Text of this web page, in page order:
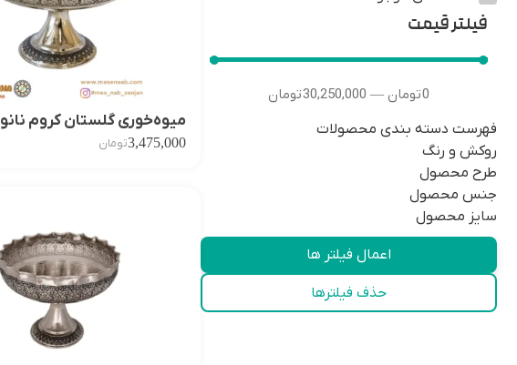
فیلتر قیمت
0تومان —
30,250,000تومان
فهرست دسته بندی محصولات
روکش و رنگ
طرح محصول
جنس محصول
سایز محصول
اعمال فیلتر ها
حذف فیلترها
میوه‌خوری گلستان کروم نانو
3,475,000تومان